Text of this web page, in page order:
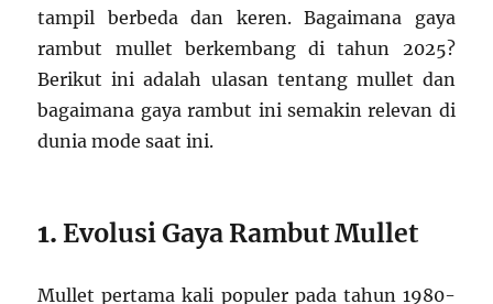
tampil berbeda dan keren. Bagaimana gaya
rambut mullet berkembang di tahun 2025?
Berikut ini adalah ulasan tentang mullet dan
bagaimana gaya rambut ini semakin relevan di
dunia mode saat ini.
1.Evolusi Gaya Rambut Mullet
Mullet pertama kali populer pada tahun 1980-